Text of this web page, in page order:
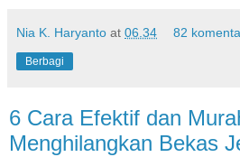
Nia K. Haryanto at 06.34 82
Berbagi
6 Cara Efektif dan
Menghilangkan Bekas